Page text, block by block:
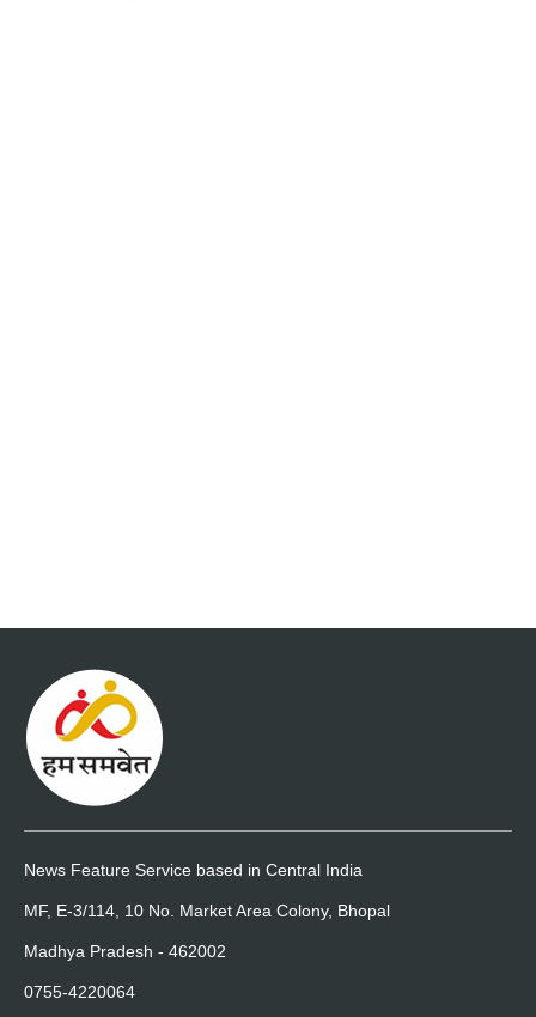
News Feature Service based in Central India
MF, E-3/114, 10 No. Market Area Colony, Bhopal
Madhya Pradesh - 462002
0755-4220064